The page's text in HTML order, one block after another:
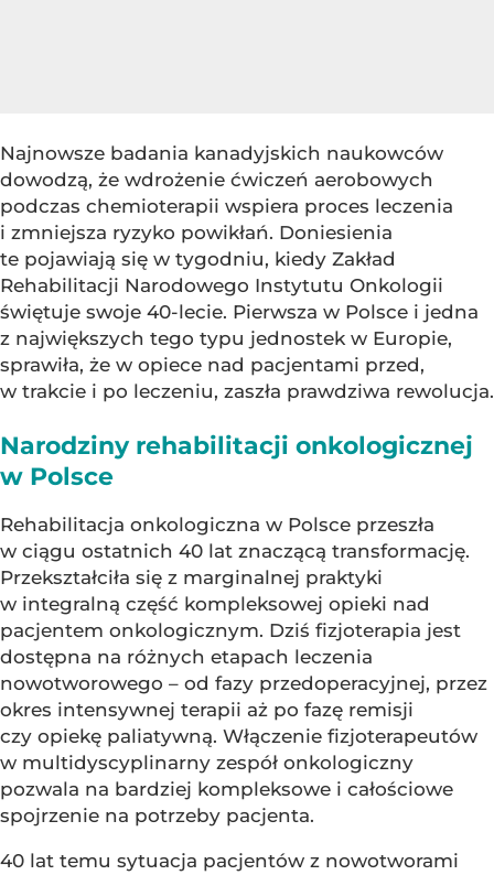
Najnowsze badania kanadyjskich naukowców
dowodzą, że wdrożenie ćwiczeń aerobowych
podczas chemioterapii wspiera proces leczenia
i zmniejsza ryzyko powikłań. Doniesienia
te pojawiają się w tygodniu, kiedy Zakład
Rehabilitacji Narodowego Instytutu Onkologii
świętuje swoje 40-lecie. Pierwsza w Polsce i jedna
z największych tego typu jednostek w Europie,
sprawiła, że w opiece nad pacjentami przed,
w trakcie i po leczeniu, zaszła prawdziwa rewolucja.
Narodziny rehabilitacji onkologicznej
w Polsce
Rehabilitacja onkologiczna w Polsce przeszła
w ciągu ostatnich 40 lat znaczącą transformację.
Przekształciła się z marginalnej praktyki
w integralną część kompleksowej opieki nad
pacjentem onkologicznym. Dziś fizjoterapia jest
dostępna na różnych etapach leczenia
nowotworowego – od fazy przedoperacyjnej, przez
okres intensywnej terapii aż po fazę remisji
czy opiekę paliatywną. Włączenie fizjoterapeutów
w multidyscyplinarny zespół onkologiczny
pozwala na bardziej kompleksowe i całościowe
spojrzenie na potrzeby pacjenta.
40 lat temu sytuacja pacjentów z nowotworami